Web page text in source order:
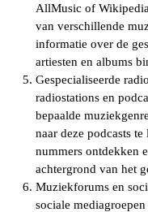
AllMusic of
van verschillende
informatie over de
artiesten en albums
Gespecialiseerde
radiostations en
bepaalde
naar deze podcasts
nummers ontdekken
achtergrond van het
Muziekforums en
sociale